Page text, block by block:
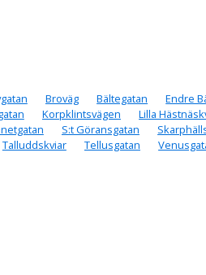
Broväg Bältegatan Endre
Korpklintsvägen Lilla
S:t Göransgatan
Talluddskviar Tellusgatan